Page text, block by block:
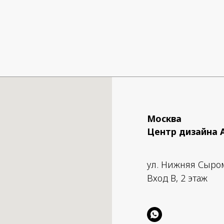
Москва
Центр дизайна
ул. Нижняя
Вход B, 2 этаж